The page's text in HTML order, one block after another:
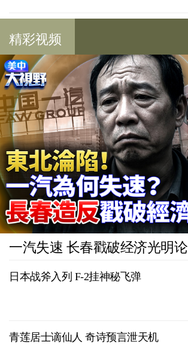
精彩视频
一汽失速 长春戳破经济光明论
日本战斧入列 F-2挂神秘飞弹
青莲居士谪仙人 奇诗预言泄天机